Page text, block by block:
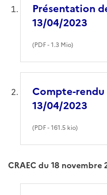
Présentation
13/04/2023
(PDF- 1.3 Mio)
Compte-rendu
13/04/2023
(PDF- 161.5 kio)
CRAEC du 18 novembre